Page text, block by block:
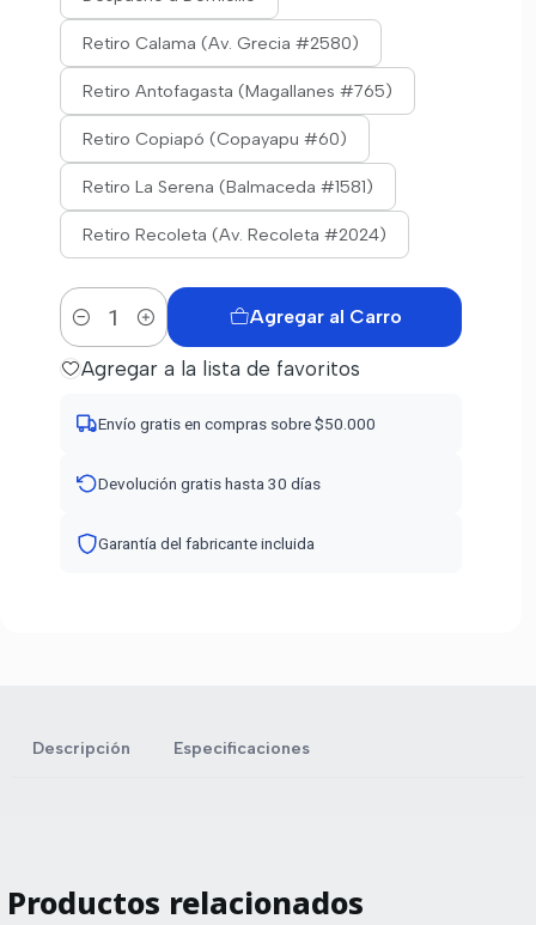
Retiro Calama (Av. Grecia #2580)
Retiro Antofagasta (Magallanes #765)
Retiro Copiapó (Copayapu #60)
Retiro La Serena (Balmaceda #1581)
Retiro Recoleta (Av. Recoleta #2024)
Cantidad
Agregar al Carro
Agregar a la lista de favoritos
Envío gratis en compras sobre $50.000
Devolución gratis hasta 30 días
Garantía del fabricante incluida
Descripción Especificaciones
Productos relacionados